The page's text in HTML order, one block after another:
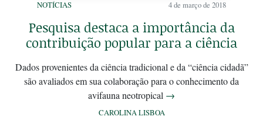
NOTÍCIAS 4 de março de 2018
Pesquisa destaca a importância da
contribuição popular para a ciência
Dados provenientes da ciência tradicional e da “ciência cidadã”
são avaliados em sua colaboração para o conhecimento da
avifauna neotropical →
CAROLINA LISBOA